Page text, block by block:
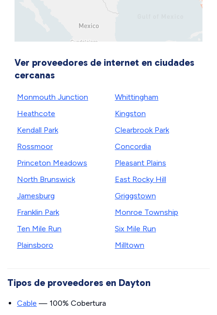
Ver proveedores de internet en ciudades
cercanas
Monmouth Junction
Heathcote
Kendall Park
Rossmoor
Princeton Meadows
North Brunswick
Jamesburg
Franklin Park
Ten Mile Run
Plainsboro
Whittingham
Kingston
Clearbrook Park
Concordia
Pleasant Plains
East Rocky Hill
Griggstown
Monroe Township
Six Mile Run
Milltown
Tipos de proveedores en Dayton
Cable — 100% Cobertura